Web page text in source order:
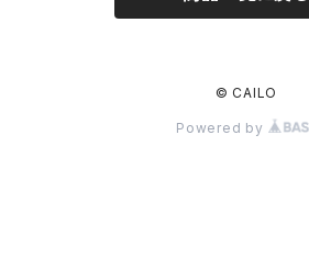
Marvine Pontiak shirt makers
© CAILO
Powered by